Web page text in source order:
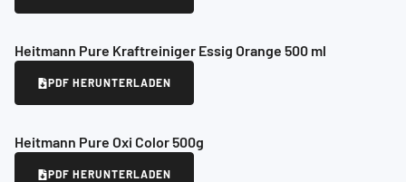
Heitmann Pure Kraftreiniger Essig Orange 500 ml
PDF HERUNTERLADEN
Heitmann Pure Oxi Color 500g
PDF HERUNTERLADEN